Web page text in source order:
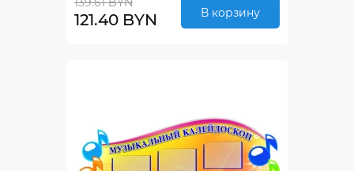
121.40 BYN В корзину